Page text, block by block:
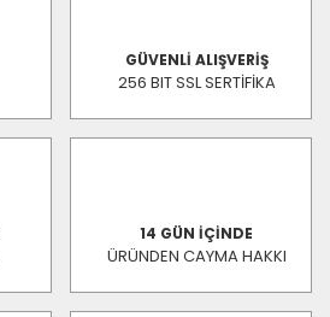
GÜVENLİ ALIŞVERİŞ
256 BIT SSL SERTİFİKA
14 GÜN İÇİNDE
ÜRÜNDEN CAYMA HAKKI